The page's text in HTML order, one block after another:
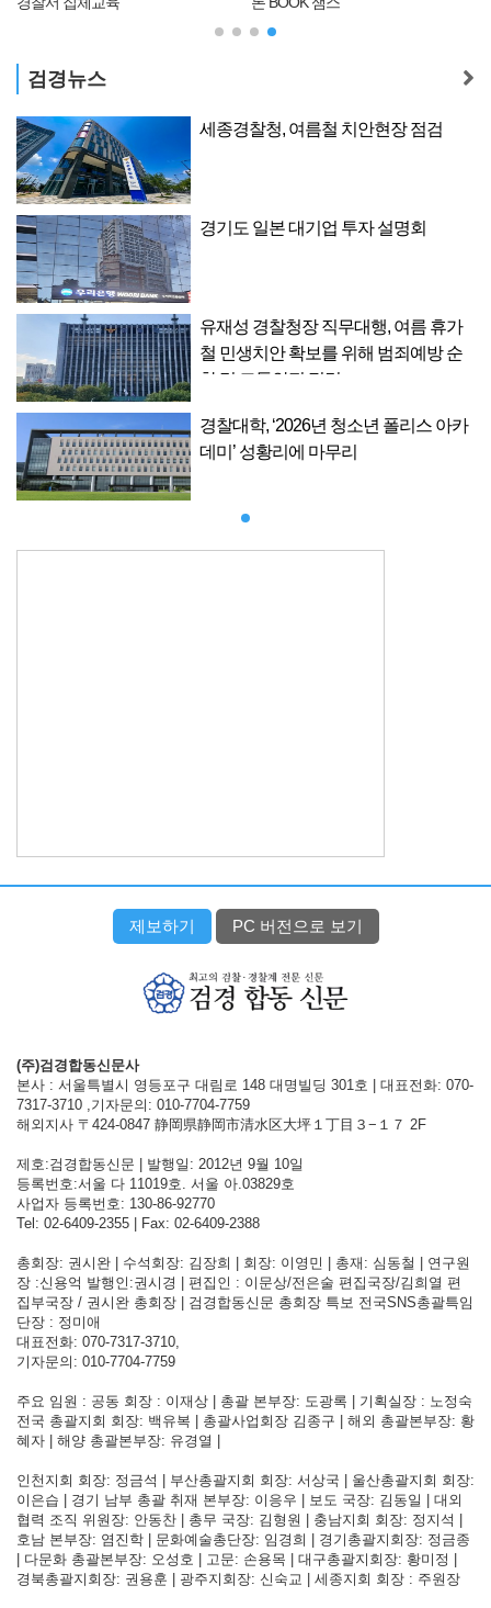
검경뉴스
세종경찰청, 여름철 치안현장 점검
경기도 일본 대기업 투자 설명회
유재성 경찰청장 직무대행, 여름 휴가
철 민생치안 확보를 위해 범죄예방 순
찰 및 교통안전 점검
경찰대학, ‘2026년 청소년 폴리스 아카
데미’ 성황리에 마무리
제보하기 PC 버전으로 보기
(주)검경합동신문사
본사 : 서울특별시 영등포구 대림로 148 대명빌딩 301호 | 대표전화: 070-
7317-3710 ,기자문의: 010-7704-7759
해외지사 〒424-0847 静岡県静岡市清水区大坪１丁目３−１７ 2F
제호:검경합동신문 | 발행일: 2012년 9월 10일
등록번호:서울 다 11019호. 서울 아.03829호
사업자 등록번호: 130-86-92770
Tel: 02-6409-2355 | Fax: 02-6409-2388
총회장: 권시완 | 수석회장: 김장희 | 회장: 이영민 | 총재: 심동철 | 연구원
장 :신용억 발행인:권시경 | 편집인 : 이문상/전은술 편집국장/김희열 편
집부국장 / 권시완 총회장 | 검경합동신문 총회장 특보 전국SNS총괄특임
단장 : 정미애
대표전화: 070-7317-3710,
기자문의: 010-7704-7759
주요 임원 : 공동 회장 : 이재상 | 총괄 본부장: 도광록 | 기획실장 : 노정숙
전국 총괄지회 회장: 백유복 | 총괄사업회장 김종구 | 해외 총괄본부장: 황
혜자 | 해양 총괄본부장: 유경열 |
인천지회 회장: 정금석 | 부산총괄지회 회장: 서상국 | 울산총괄지회 회장:
이은습 | 경기 남부 총괄 취재 본부장: 이응우 | 보도 국장: 김동일 | 대외
협력 조직 위원장: 안동찬 | 총무 국장: 김형원 | 충남지회 회장: 정지석 |
호남 본부장: 염진학 | 문화예술총단장: 임경희 | 경기총괄지회장: 정금종
| 다문화 총괄본부장: 오성호 | 고문: 손용목 | 대구총괄지회장: 황미정 |
경북총괄지회장: 권용훈 | 광주지회장: 신숙교 | 세종지회 회장 : 주원장